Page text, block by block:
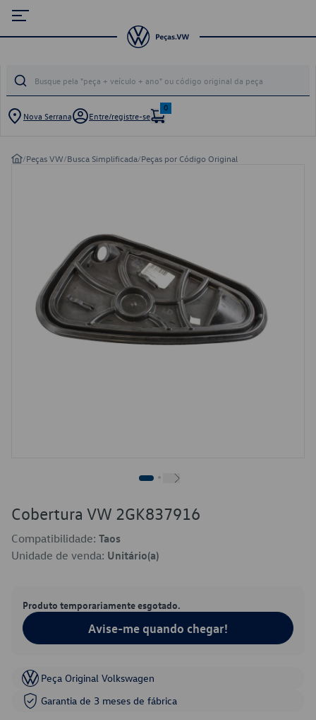
Nova Serrana Entre/registre-se
0
/Peças VW/Busca Simplificada/Peças por Código Original
Cobertura VW 2GK837916
Compatibilidade: Taos
Unidade de venda: Unitário(a)
Produto temporariamente esgotado.
Avise-me quando chegar!
Peça Original Volkswagen
Garantia de 3 meses de fábrica